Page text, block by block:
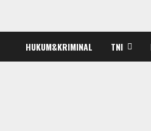
HUKUM&KRIMINAL TNI